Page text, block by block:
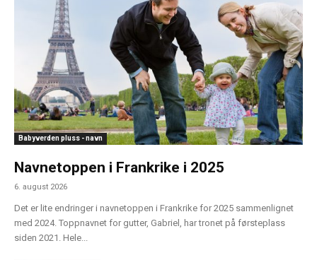
Babyverden pluss - navn
Navnetoppen i Frankrike i 2025
6. august 2026
Det er lite endringer i navnetoppen i Frankrike for 2025 sammenlignet
med 2024. Toppnavnet for gutter, Gabriel, har tronet på førsteplass
siden 2021. Hele...